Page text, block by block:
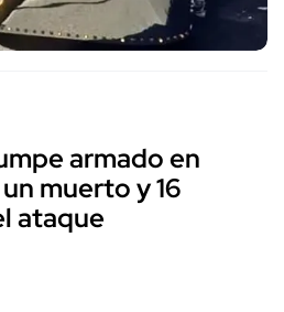
armado en
muerto y 16
ataque